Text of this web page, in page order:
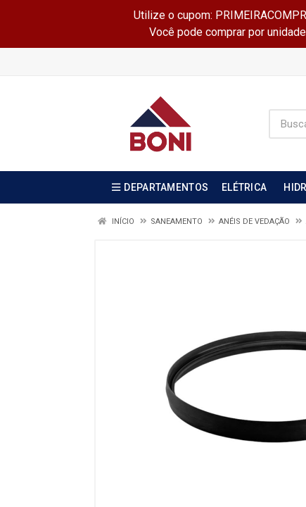
Utilize o cupom:
Você pode comprar por
DEPARTAMENTOS ELÉTRICA
INÍCIO SANEAMENTO ANÉIS DE VEDAÇÃO